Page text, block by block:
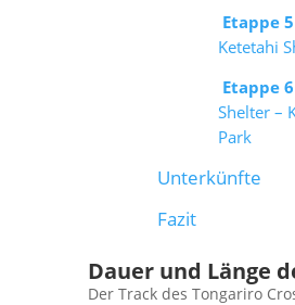
Etappe 5
Ketetahi
Etappe 6
Shelter –
Park
Unterkünfte
Fazit
Dauer und Länge
Der Track des Tongariro